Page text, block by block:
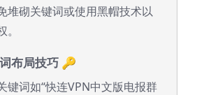
堆砌关键词或使用黑帽技术以
布局技巧 🔑
键词如“快连VPN中文版电报群